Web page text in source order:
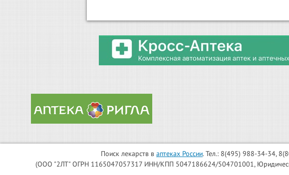
Поиск лекарств в аптеках России. Тел.: 8(495) 988-34-34,
(ООО "2ЛТ" ОГРН 1165047057317 ИНН/КПП 5047186624/504701001,